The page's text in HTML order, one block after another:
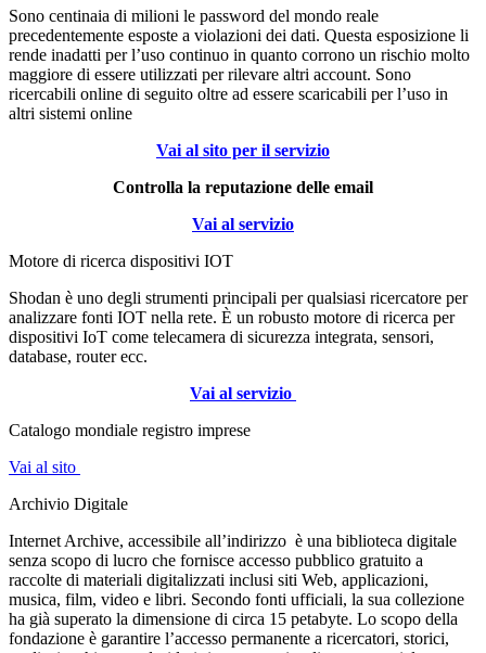
Sono centinaia di milioni le password del mondo reale
precedentemente esposte a violazioni dei dati. Questa esposizione li
rende inadatti per l’uso continuo in quanto corrono un rischio molto
maggiore di essere utilizzati per rilevare altri account. Sono
ricercabili online di seguito oltre ad essere scaricabili per l’uso in
altri sistemi online
Vai al sito per il servizio
Controlla la reputazione delle email
Vai al servizio
Motore di ricerca dispositivi IOT
Shodan è uno degli strumenti principali per qualsiasi ricercatore per
analizzare fonti IOT nella rete. È un robusto motore di ricerca per
dispositivi IoT come telecamera di sicurezza integrata, sensori,
database, router ecc.
Vai al servizio
Catalogo mondiale registro imprese
Vai al sito
Archivio Digitale
Internet Archive, accessibile all’indirizzo è una biblioteca digitale
senza scopo di lucro che fornisce accesso pubblico gratuito a
raccolte di materiali digitalizzati inclusi siti Web, applicazioni,
musica, film, video e libri. Secondo fonti ufficiali, la sua collezione
ha già superato la dimensione di circa 15 petabyte. Lo scopo della
fondazione è garantire l’accesso permanente a ricercatori, storici,